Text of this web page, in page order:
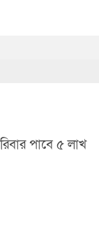
পাবে ৫ লাখ